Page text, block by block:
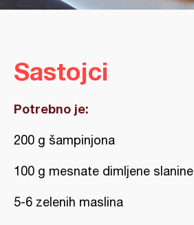
Sastojci
Potrebno je:
200 g šampinjona
100 g mesnate dimljene slanine
5-6 zelenih maslina